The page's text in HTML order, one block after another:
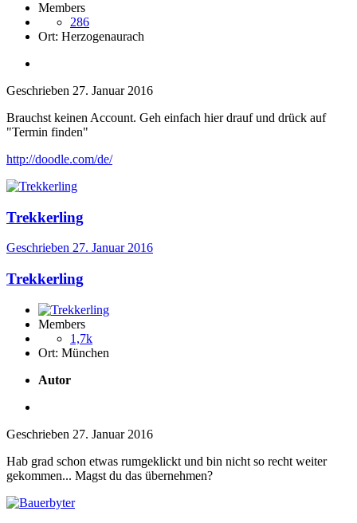
Members
286
Ort: Herzogenaurach
Geschrieben 27. Januar 2016
Brauchst keinen Account. Geh einfach hier drauf und drück auf
"Termin finden"
http://doodle.com/de/
Trekkerling
Geschrieben 27. Januar 2016
Trekkerling
Members
1,7k
Ort: München
Autor
Geschrieben 27. Januar 2016
Hab grad schon etwas rumgeklickt und bin nicht so recht weiter
gekommen... Magst du das übernehmen?